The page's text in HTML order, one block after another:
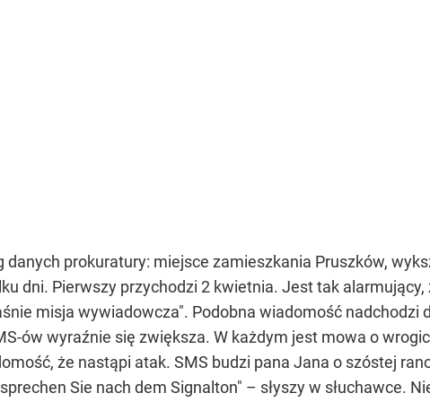
danych prokuratury: miejsce zamieszkania Pruszków,
dni. Pierwszy przychodzi 2 kwietnia. Jest tak
misja wywiadowcza". Podobna wiadomość
ów wyraźnie się zwiększa. W każdym jest mowa o
że nastąpi atak. SMS budzi pana Jana o szóstej
Sie nach dem Signalton" – słyszy w słuchawce.